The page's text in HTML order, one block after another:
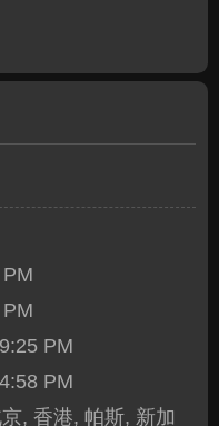
PM
PM
, 香港, 帕斯, 新加